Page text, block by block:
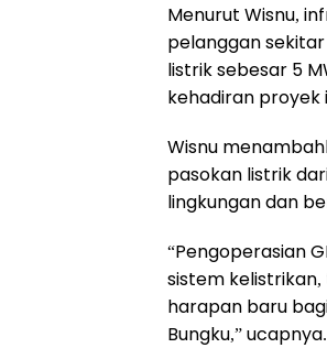
Menurut Wisnu,
pelanggan
listrik sebesar 5
kehadiran proyek
Wisnu
pasokan listrik
lingkungan dan
“Pengoperasian
sistem
harapan baru
Bungku,” ucapnya.